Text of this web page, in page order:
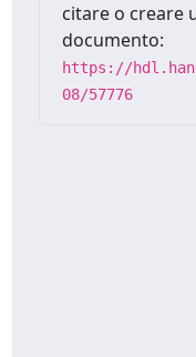
citare o creare
documento:
https://
08/57776